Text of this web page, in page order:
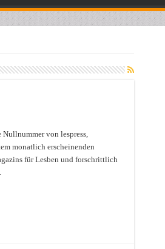
Nullnummer von lespress,
monatlich erscheinenden
für Lesben und forschrittlich